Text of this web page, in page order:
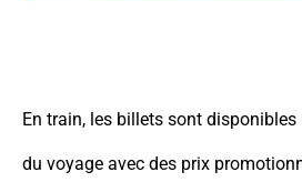
En train, les billets sont
du voyage avec des prix